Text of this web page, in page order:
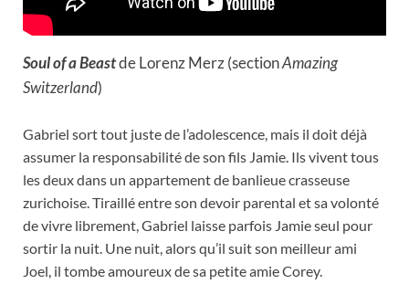
Soul of a Beastde Lorenz Merz (sectionAmazing
Switzerland)
Gabriel sort tout juste de l’adolescence, mais il doit déjà
assumer la responsabilité de son fils Jamie. Ils vivent tous
les deux dans un appartement de banlieue crasseuse
zurichoise. Tiraillé entre son devoir parental et sa volonté
de vivre librement, Gabriel laisse parfois Jamie seul pour
sortir la nuit. Une nuit, alors qu’il suit son meilleur ami
Joel, il tombe amoureux de sa petite amie Corey.